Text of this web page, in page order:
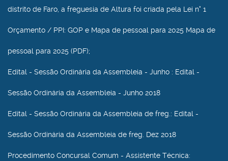
distrito de Faro, a freguesia de Altura foi criada pela Lei n° 1
Orçamento / PPI: GOP e Mapa de pessoal para 2025 Mapa de
pessoal para 2025 (PDF);
Edital - Sessão Ordinária da Assembleia - Junho : Edital -
Sessão Ordinária da Assembleia - Junho 2018
Edital - Sessão Ordinária da Assembleia de freg. : Edital -
Sessão Ordinária da Assembleia de freg. Dez 2018
Procedimento Concursal Comum - Assistente Técnica: